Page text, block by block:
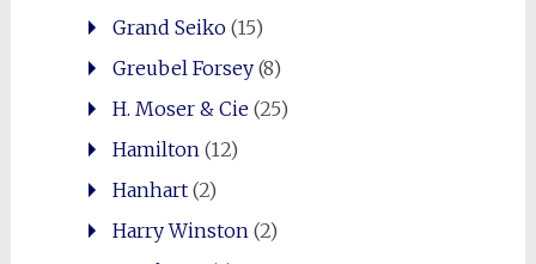
Grand Seiko(15)
Greubel Forsey(8)
H. Moser & Cie(25)
Hamilton (12)
Hanhart(2)
Harry Winston (2)